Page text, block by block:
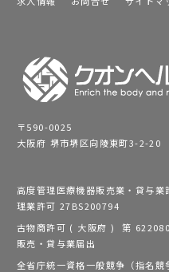
〒590-0025
大阪府 堺市堺区向陵東町3-2-20
高度管理医療機器販売業・貸
理業許可 27BS200794
古物商許可 ( 大阪府 ) 第
販売・貸与業届出
全省庁統一資格一般競争（指名